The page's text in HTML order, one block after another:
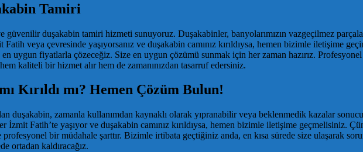
Tamiri
duşakabin tamiri hizmeti sunuyoruz. Duşakabinler, banyolarımızın vazgeçilmez
veya çevresinde yaşıyorsanız ve duşakabin camınız kırıldıysa, hemen bizimle iletişime
uygun fiyatlarla çözeceğiz. Size en uygun çözümü sunmak için her zaman hazırız.
kaliteli bir hizmet alır hem de zamanınızdan tasarruf edersiniz.
Kırıldı mı? Hemen Çözüm Bulun!
duşakabin, zamanla kullanımdan kaynaklı olarak yıpranabilir veya beklenmedik kazalar
İzmit Fatih’te yaşıyor ve duşakabin camınız kırıldıysa, hemen bizimle iletişime geçmelisiniz.
bir müdahale şarttır. Bizimle irtibata geçtiğiniz anda, en kısa sürede size ulaşarak
ortadan kaldıracağız.